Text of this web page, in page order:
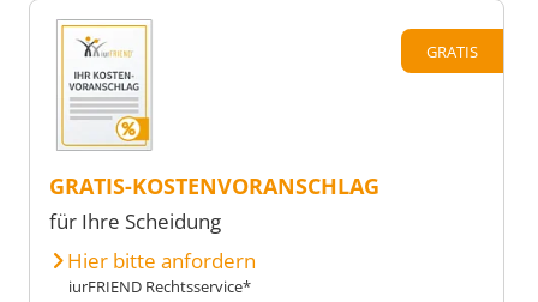
GRATIS
GRATIS-KOSTENVORANSCHLAG
für Ihre Scheidung
Hier bitte anfordern
iurFRIEND Rechtsservice*